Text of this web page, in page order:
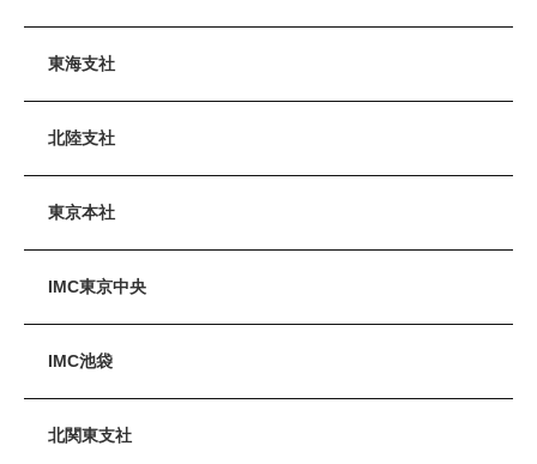
東海支社
北陸支社
東京本社
IMC東京中央
IMC池袋
北関東支社